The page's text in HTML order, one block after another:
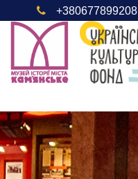
+380677899208